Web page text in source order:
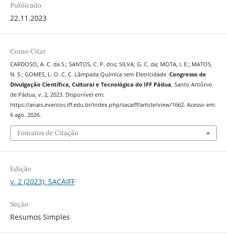
Publicado
22.11.2023
Como Citar
CARDOSO, A. C. da S.; SANTOS, C. P. dos; SILVA, G. C. da; MOTA, I. E.; MATOS,
N. S.; GOMES, L. O. C. C. Lâmpada Química sem Eletricidade. Congresso de
Divulgação Científica, Cultural e Tecnológica do IFF Pádua, Santo Antônio
de Pádua, v. 2, 2023. Disponível em:
https://anais.eventos.iff.edu.br/index.php/sacaiff/article/view/1662. Acesso em:
6 ago. 2026.
Fomatos de Citação
Edição
v. 2 (2023): SACAIFF
Seção
Resumos Simples